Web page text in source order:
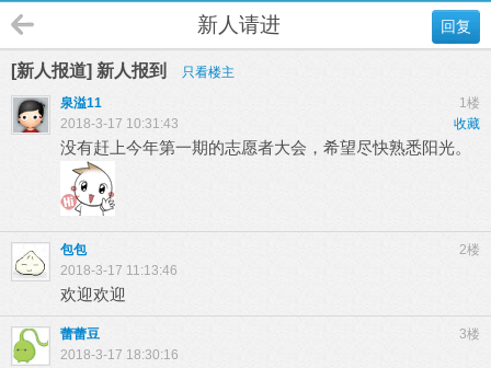
回复
新人请进
[新人报道] 新人报到
只看楼主
1楼
泉溢11
收藏
2018-3-17 10:31:43
没有赶上今年第一期的志愿者大会，希望尽快熟悉阳光。
2楼
包包
2018-3-17 11:13:46
欢迎欢迎
3楼
蕾蕾豆
2018-3-17 18:30:16